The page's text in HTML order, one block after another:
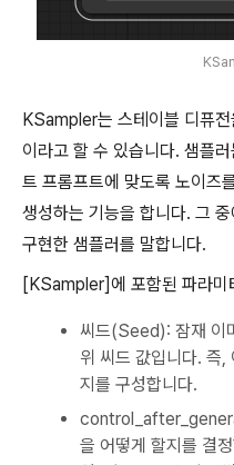
KSampler는 스테이블 디퓨
이라고 할 수 있습니다. 샘플
트 프롬프트에 맞도록 노이즈
생성하는 기능을 합니다. 그
구현한 샘플러를 말합니다.
[KSampler]에 포함된 파라미
씨드(Seed): 잠재 이
위 씨드 값입니다. 즉,
지를 구성합니다.
을 어떻게 할지를 결